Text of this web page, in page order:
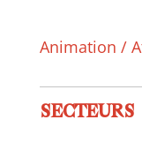
Animation /
SECTEURS